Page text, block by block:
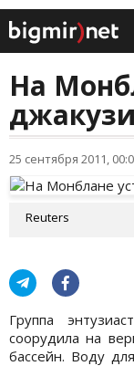
На
джакузи
25 сентября 2011,
Reuters
Группа
соорудила на
бассейн. Воду